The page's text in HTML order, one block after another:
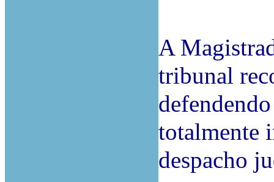
A
tribunal
totalmente
despacho